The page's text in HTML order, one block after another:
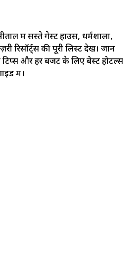
में सस्ते गेस्ट हाउस, धर्मशाला,
रिसॉर्ट्स की पूरी लिस्ट देखें। जानें
और हर बजट के लिए बेस्ट होटल्स
में।